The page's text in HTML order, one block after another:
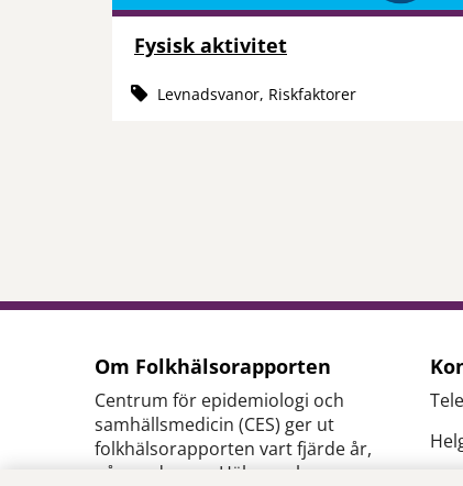
Fysisk aktivitet
Levnadsvanor, Riskfaktorer
Om Folkhälsorapporten
Centrum för epidemiologi och
samhällsmedicin (CES) ger ut
folkhälsorapporten vart fjärde år,
på uppdrag av Hälso- och